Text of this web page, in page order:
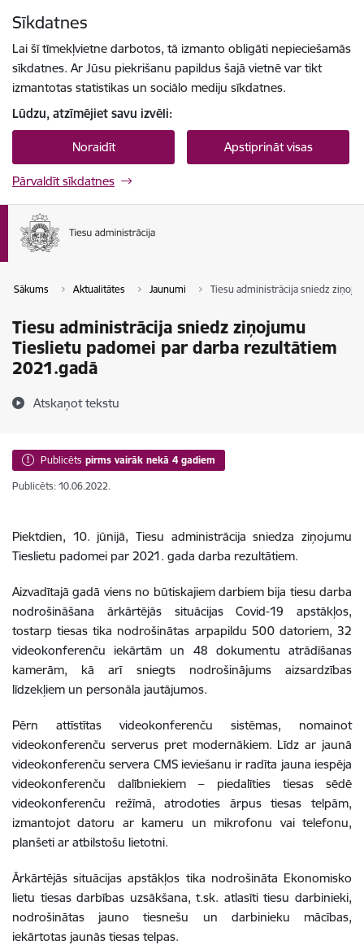
Sīkdatnes
Lai šī tīmekļvietne darbotos, tā izmanto obligāti nepieciešamās
sīkdatnes. Ar Jūsu piekrišanu papildus šajā vietnē var tikt
izmantotas statistikas un sociālo mediju sīkdatnes.
Lūdzu, atzīmējiet savu izvēli:
Noraidīt Apstiprināt visas
Pārvaldīt sīkdatnes
Sākums Aktualitātes Jaunumi Tiesu administrācija sniedz
Tiesu administrācija sniedz ziņojumu
Tieslietu padomei par darba rezultātiem
2021.gadā
Atskaņot tekstu
Publicēts pirms vairāk nekā 4 gadiem
Publicēts: 10.06.2022.
Piektdien, 10. jūnijā, Tiesu administrācija sniedza ziņojumu
Tieslietu padomei par 2021. gada darba rezultātiem.
Aizvadītajā gadā viens no būtiskajiem darbiem bija tiesu darba
nodrošināšana ārkārtējās situācijas Covid-19 apstākļos,
tostarp tiesas tika nodrošinātas arpapildu 500 datoriem, 32
videokonferenču iekārtām un 48 dokumentu atrādīšanas
kamerām, kā arī sniegts nodrošinājums aizsardzības
līdzekļiem un personāla jautājumos.
Pērn attīstītas videokonferenču sistēmas, nomainot
videokonferenču serverus pret modernākiem. Līdz ar jaunā
videokonferenču servera CMS ieviešanu ir radīta jauna iespēja
videokonferenču dalībniekiem – piedalīties tiesas sēdē
videokonferenču režīmā, atrodoties ārpus tiesas telpām,
izmantojot datoru ar kameru un mikrofonu vai telefonu,
planšeti ar atbilstošu lietotni.
Ārkārtējās situācijas apstākļos tika nodrošināta Ekonomisko
lietu tiesas darbības uzsākšana, t.sk. atlasīti tiesu darbinieki,
nodrošinātas jauno tiesnešu un darbinieku mācības,
iekārtotas jaunās tiesas telpas.